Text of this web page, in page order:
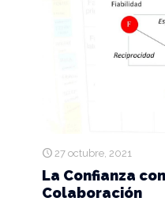
27 octubre, 2021
La Confianza
Colaboración